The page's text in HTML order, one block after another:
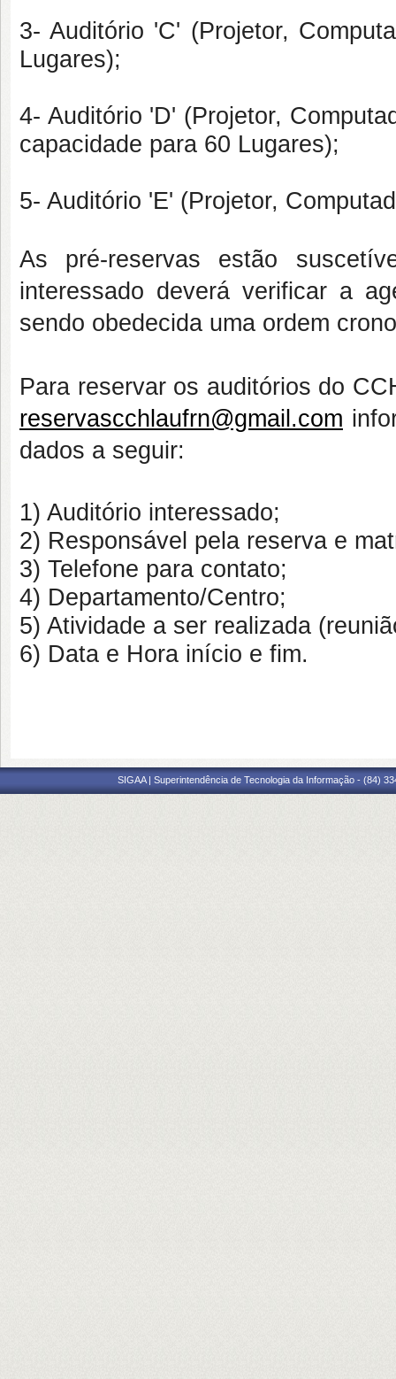
3- Auditório 'C' (Projetor,
Lugares);
4- Auditório 'D' (Projetor,
capacidade para 60 Lugares);
5- Auditório 'E' (Projetor,
As pré-reservas estão
interessado deverá verificar a
sendo obedecida uma ordem
Para reservar os auditórios do
reservascchlaufrn@gmail.com
dados a seguir:
1) Auditório interessado;
2) Responsável pela reserva e
3) Telefone para contato;
4) Departamento/Centro;
5) Atividade a ser realizada
6) Data e Hora início e fim.
SIGAA | Superintendência de Tecnologia da Informação - (84)